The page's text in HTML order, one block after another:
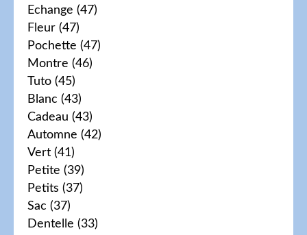
Echange (47)
Fleur (47)
Pochette (47)
Montre (46)
Tuto (45)
Blanc (43)
Cadeau (43)
Automne (42)
Vert (41)
Petite (39)
Petits (37)
Sac (37)
Dentelle (33)